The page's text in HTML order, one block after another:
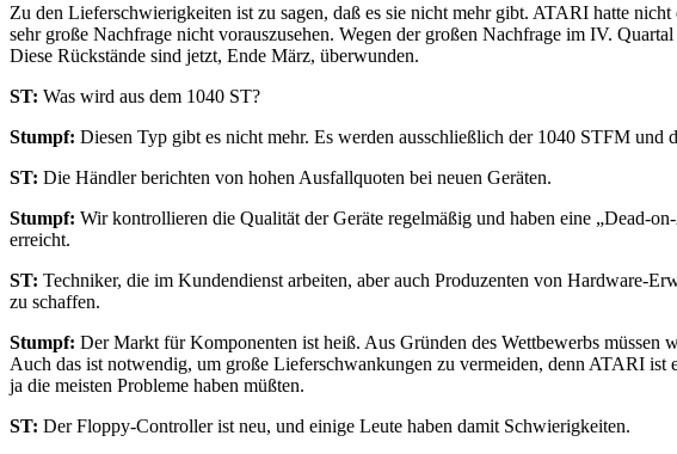
Zu den Lieferschwierigkeiten ist zu sagen, daß es sie nicht mehr gibt. ATARI hatte
sehr große Nachfrage nicht vorauszusehen. Wegen der großen Nachfrage im IV.
Diese Rückstände sind jetzt, Ende März, überwunden.
ST: Was wird aus dem 1040 ST?
Stumpf: Diesen Typ gibt es nicht mehr. Es werden ausschließlich der 1040 STFM und
ST: Die Händler berichten von hohen Ausfallquoten bei neuen Geräten.
Stumpf: Wir kontrollieren die Qualität der Geräte regelmäßig und haben eine „Dead-
erreicht.
ST: Techniker, die im Kundendienst arbeiten, aber auch Produzenten von Hardware-
zu schaffen.
Stumpf: Der Markt für Komponenten ist heiß. Aus Gründen des Wettbewerbs müssen
Auch das ist notwendig, um große Lieferschwankungen zu vermeiden, denn ATARI
ja die meisten Probleme haben müßten.
ST: Der Floppy-Controller ist neu, und einige Leute haben damit Schwierigkeiten.